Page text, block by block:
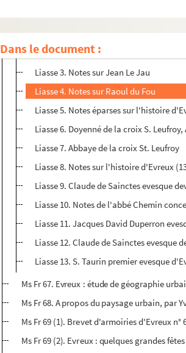
Dans le document :
Liasse 1. Catalogue des evesques
Liasse 2. Etat des obsèques des
Liasse 3. Notes sur Jean Le Jau
Liasse 4. Notes sur Raoul du Fou
Liasse 5. Notes éparses sur l'histoire
Liasse 6. Doyenné de la croix S.
Liasse 7. Abbaye de la croix St. Leufroy
Liasse 8. Notes sur l'histoire d'Evreux
Liasse 9. Claude de Sainctes evesque
Liasse 10. Notes de l'abbé Chemin
Liasse 11. Jacques David Duperron
Liasse 12. Claude de Sainctes evesque
Liasse 13. S. Taurin premier evesque
Ms Fr 67. Evreux : étude de géographie
Ms Fr 68. A propos du paysage urbain, par
Ms Fr 69 (1). Brevet d'armoiries d'Evreux
Ms Fr 69 (2). Evreux : quelques grandes